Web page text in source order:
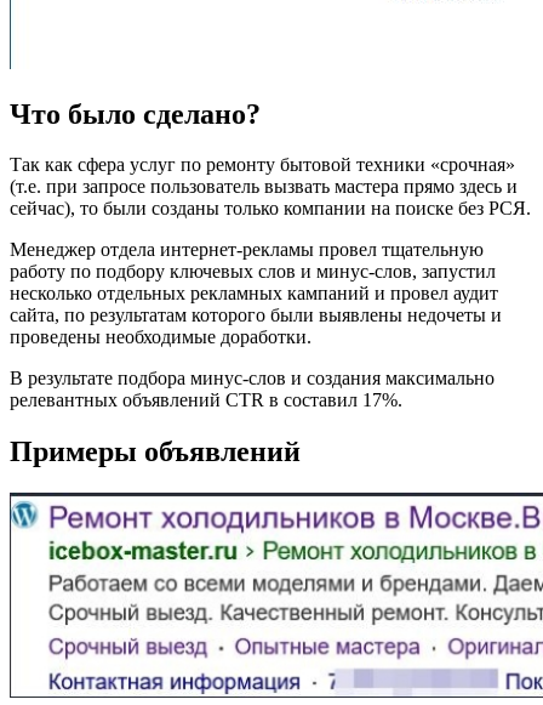
Что было сделано?
Так как сфера услуг по ремонту бытовой техники «срочная»
(т.е. при запросе пользователь вызвать мастера прямо здесь и
сейчас), то были созданы только компании на поиске без РСЯ.
Менеджер отдела интернет-рекламы провел тщательную
работу по подбору ключевых слов и минус-слов, запустил
несколько отдельных рекламных кампаний и провел аудит
сайта, по результатам которого были выявлены недочеты и
проведены необходимые доработки.
В результате подбора минус-слов и создания максимально
релевантных объявлений CTR в составил 17%.
Примеры объявлений